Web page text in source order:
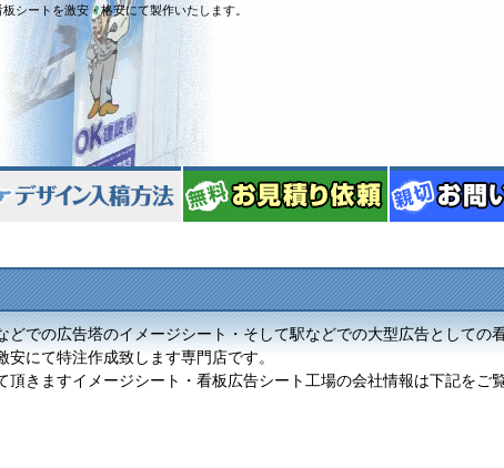
シートを激安・格安にて製作いたします。
どでの広告塔のイメージシート・そして駅などでの大型広告としての
にて特注作成致します専門店です。
頂きますイメージシート・看板広告シート工場の会社情報は下記をご覧